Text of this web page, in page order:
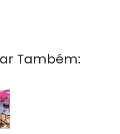
Também: